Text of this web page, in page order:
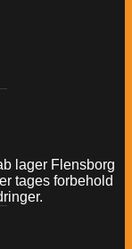
lager Flensborg
tages forbehold